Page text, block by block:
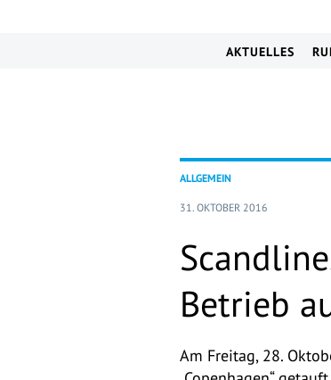
AKTUELLES
ALLGEMEIN
31. OKTOBER 2016
Betrieb
Am Freitag, 28.